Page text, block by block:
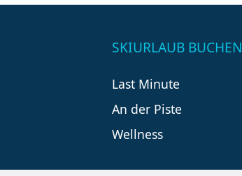
SKIURLAUB BUCHEN
Last Minute
An der Piste
Wellness